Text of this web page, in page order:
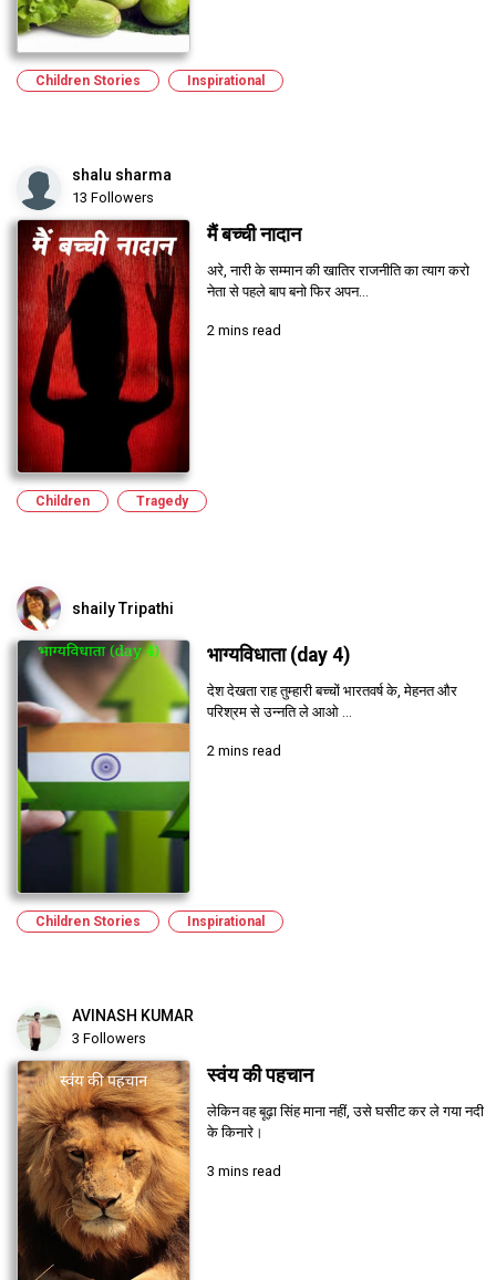
Children Stories Inspirational
shalu sharma
13 Followers
मैं बच्ची नादान
अरे, नारी के सम्मान की खातिर राजनीति का त्याग करो
नेता से पहले बाप बनो फिर अपन...
2 mins read
Children Tragedy
shaily Tripathi
भाग्यविधाता (day 4)
देश देखता राह तुम्हारी बच्चों भारतवर्ष के, मेहनत और
परिश्रम से उन्नति ले आओ ...
2 mins read
Children Stories Inspirational
AVINASH KUMAR
3 Followers
स्वंय की पहचान
लेकिन वह बूढ़ा सिंह माना नहीं, उसे घसीट कर ले गया नदी
के किनारे।
3 mins read